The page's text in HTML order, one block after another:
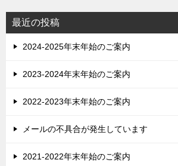
最近の投稿
2024-2025年末年始のご案内
2023-2024年末年始のご案内
2022-2023年末年始のご案内
メールの不具合が発生しています
2021-2022年末年始のご案内